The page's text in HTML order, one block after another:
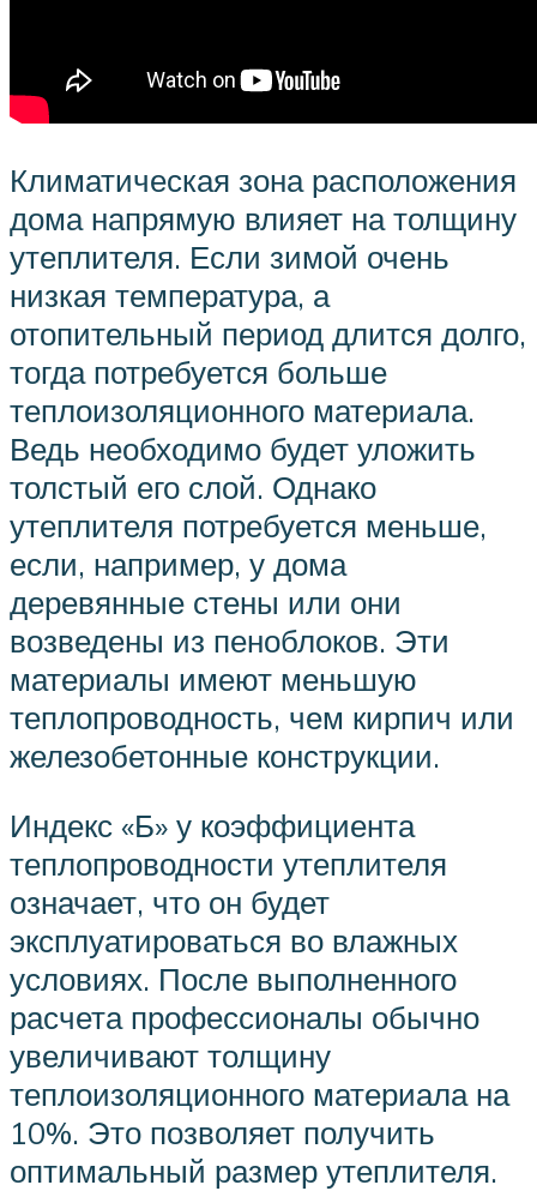
Климатическая зона расположения
дома напрямую влияет на толщину
утеплителя. Если зимой очень
низкая температура, а
отопительный период длится долго,
тогда потребуется больше
теплоизоляционного материала.
Ведь необходимо будет уложить
толстый его слой. Однако
утеплителя потребуется меньше,
если, например, у дома
деревянные стены или они
возведены из пеноблоков. Эти
материалы имеют меньшую
теплопроводность, чем кирпич или
железобетонные конструкции.
Индекс «Б» у коэффициента
теплопроводности утеплителя
означает, что он будет
эксплуатироваться во влажных
условиях. После выполненного
расчета профессионалы обычно
увеличивают толщину
теплоизоляционного материала на
10%. Это позволяет получить
оптимальный размер утеплителя.